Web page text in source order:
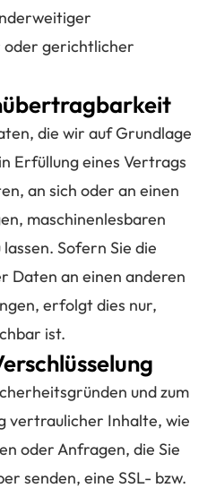
gerichtlicher
die wir auf Grundlage
Erfüllung eines Vertrags
an sich oder an einen
maschinenlesbaren
Sofern Sie die
Daten an einen anderen
erfolgt dies nur,
ist.
und zum
vertraulicher Inhalte, wie
oder Anfragen, die Sie
senden, eine SSL- bzw.